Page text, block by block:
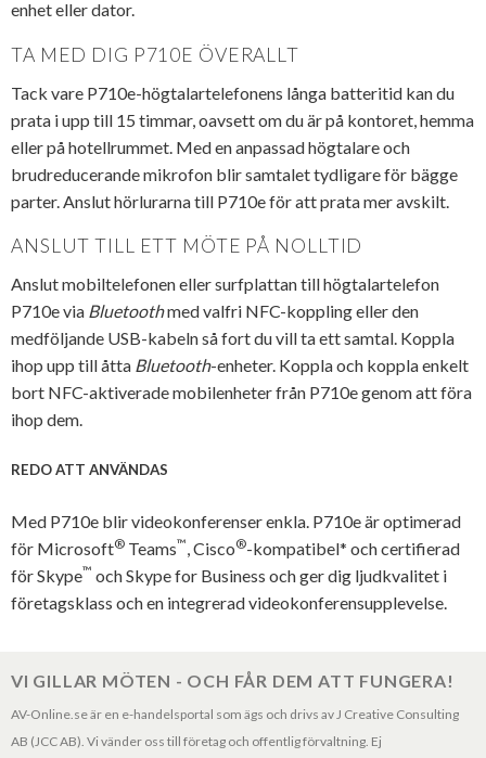
enhet eller dator.
TA MED DIG P710E ÖVERALLT
Tack vare P710e-högtalartelefonens långa batteritid kan du
prata i upp till 15 timmar, oavsett om du är på kontoret, hemma
eller på hotellrummet. Med en anpassad högtalare och
brudreducerande mikrofon blir samtalet tydligare för bägge
parter. Anslut hörlurarna till P710e för att prata mer avskilt.
ANSLUT TILL ETT MÖTE PÅ NOLLTID
Anslut mobiltelefonen eller surfplattan till högtalartelefon
P710e via Bluetoothmed valfri NFC-koppling eller den
medföljande USB-kabeln så fort du vill ta ett samtal. Koppla
ihop upp till åtta Bluetooth-enheter. Koppla och koppla enkelt
bort NFC-aktiverade mobilenheter från P710e genom att föra
ihop dem.
REDO ATT ANVÄNDAS
Med P710e blir videokonferenser enkla. P710e är optimerad
för Microsoft® Teams™, Cisco®-kompatibel* och certifierad
för Skype™ och Skype for Business och ger dig ljudkvalitet i
företagsklass och en integrerad videokonferensupplevelse.
VI GILLAR MÖTEN - OCH FÅR DEM ATT FUNGERA!
AV-Online.se är en e-handelsportal som ägs och drivs av J Creative Consulting
AB (JCC AB). Vi vänder oss till företag och offentlig förvaltning. Ej